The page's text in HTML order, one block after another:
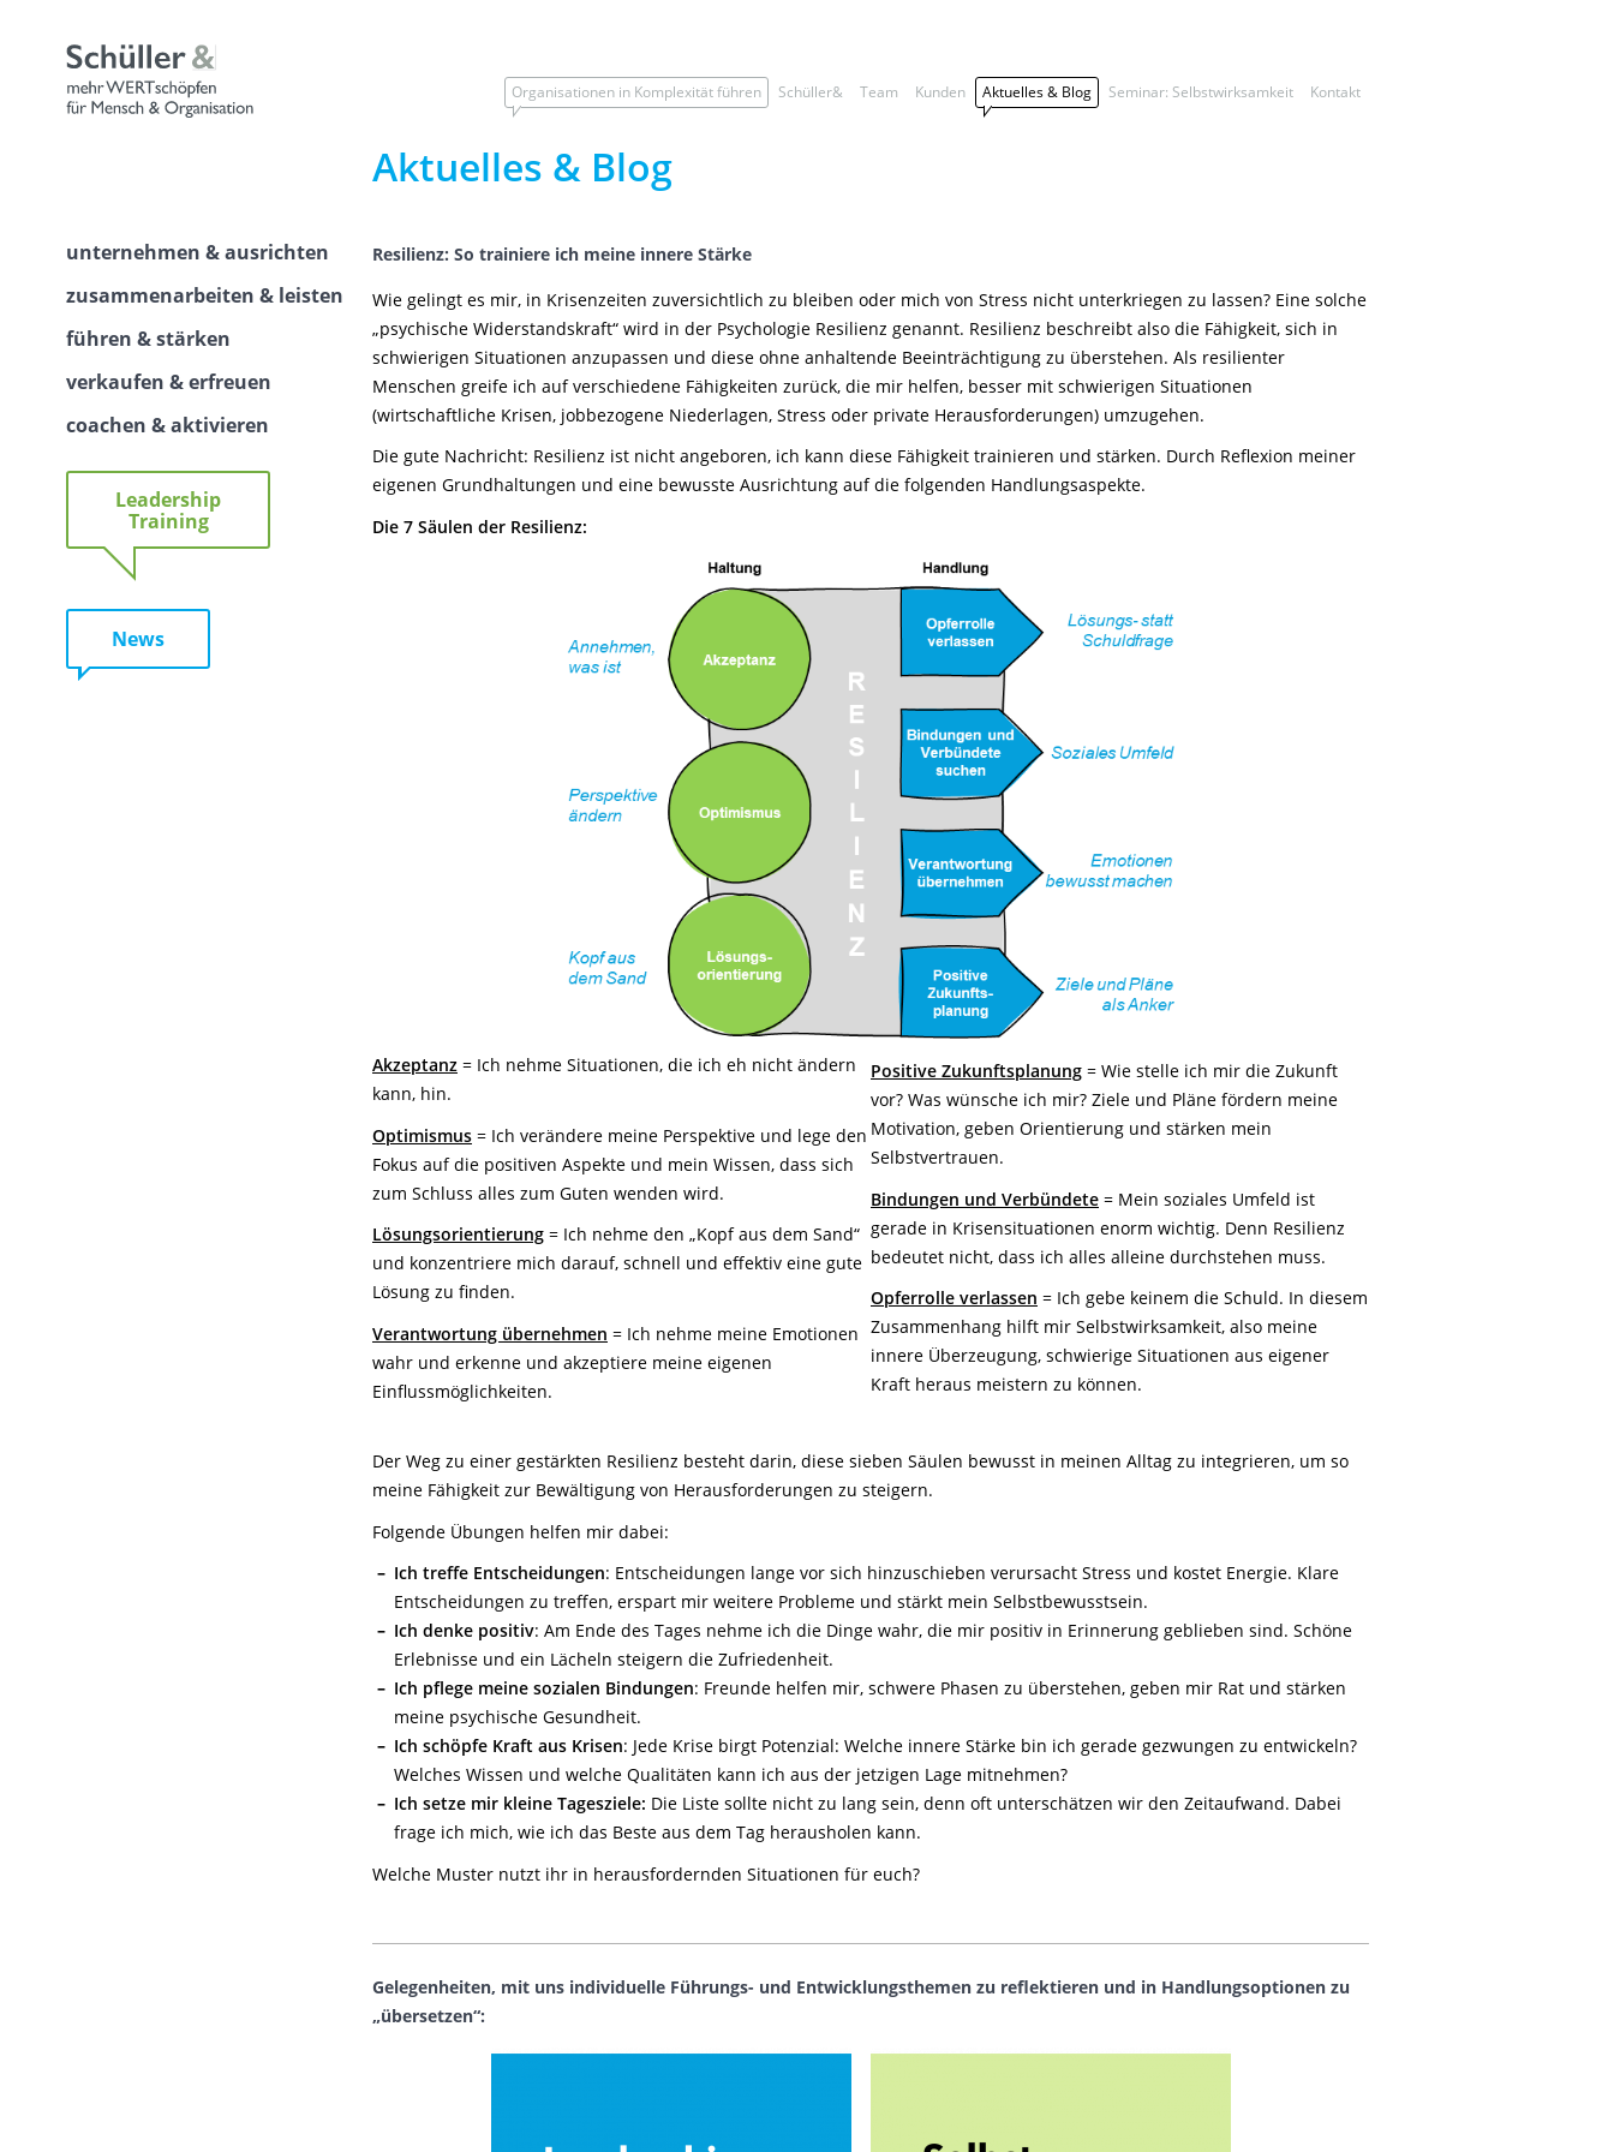
content
Organisationen in Komplexität führen Schüller& Team Kunden Aktuelles & Blog Seminar: Selbstwirksamkeit Kontakt
unternehmen & ausrichten
zusammenarbeiten & leisten
führen & stärken
verkaufen & erfreuen
coachen & aktivieren
Leadership
Training
News
Aktuelles & Blog
Resilienz: So trainiere ich meine innere Stärke
Wie gelingt es mir, in Krisenzeiten zuversichtlich zu bleiben oder mich von Stress nicht unterkriegen zu lassen? Eine solche
„psychische Widerstandskraft“ wird in der Psychologie Resilienz genannt. Resilienz beschreibt also die Fähigkeit, sich in
schwierigen Situationen anzupassen und diese ohne anhaltende Beeinträchtigung zu überstehen. Als resilienter
Menschen greife ich auf verschiedene Fähigkeiten zurück, die mir helfen, besser mit schwierigen Situationen
(wirtschaftliche Krisen, jobbezogene Niederlagen, Stress oder private Herausforderungen) umzugehen.
Die gute Nachricht: Resilienz ist nicht angeboren, ich kann diese Fähigkeit trainieren und stärken. Durch Reflexion meiner
eigenen Grundhaltungen und eine bewusste Ausrichtung auf die folgenden Handlungsaspekte.
Die 7 Säulen der Resilienz:
Akzeptanz = Ich nehme Situationen, die ich eh nicht ändern
kann, hin.
Optimismus = Ich verändere meine Perspektive und lege den
Fokus auf die positiven Aspekte und mein Wissen, dass sich
zum Schluss alles zum Guten wenden wird.
Lösungsorientierung = Ich nehme den „Kopf aus dem Sand“
und konzentriere mich darauf, schnell und effektiv eine gute
Lösung zu finden.
Verantwortung übernehmen = Ich nehme meine Emotionen
wahr und erkenne und akzeptiere meine eigenen
Einflussmöglichkeiten.
Positive Zukunftsplanung = Wie stelle ich mir die Zukunft
vor? Was wünsche ich mir? Ziele und Pläne fördern meine
Motivation, geben Orientierung und stärken mein
Selbstvertrauen.
Bindungen und Verbündete = Mein soziales Umfeld ist
gerade in Krisensituationen enorm wichtig. Denn Resilienz
bedeutet nicht, dass ich alles alleine durchstehen muss.
Opferrolle verlassen = Ich gebe keinem die Schuld. In diesem
Zusammenhang hilft mir Selbstwirksamkeit, also meine
innere Überzeugung, schwierige Situationen aus eigener
Kraft heraus meistern zu können.
Der Weg zu einer gestärkten Resilienz besteht darin, diese sieben Säulen bewusst in meinen Alltag zu integrieren, um so
meine Fähigkeit zur Bewältigung von Herausforderungen zu steigern.
Folgende Übungen helfen mir dabei:
Ich treffe Entscheidungen: Entscheidungen lange vor sich hinzuschieben verursacht Stress und kostet Energie. Klare
Entscheidungen zu treffen, erspart mir weitere Probleme und stärkt mein Selbstbewusstsein.
Ich denke positiv: Am Ende des Tages nehme ich die Dinge wahr, die mir positiv in Erinnerung geblieben sind. Schöne
Erlebnisse und ein Lächeln steigern die Zufriedenheit.
Ich pflege meine sozialen Bindungen: Freunde helfen mir, schwere Phasen zu überstehen, geben mir Rat und stärken
meine psychische Gesundheit.
Ich schöpfe Kraft aus Krisen: Jede Krise birgt Potenzial: Welche innere Stärke bin ich gerade gezwungen zu entwickeln?
Welches Wissen und welche Qualitäten kann ich aus der jetzigen Lage mitnehmen?
Ich setze mir kleine Tagesziele: Die Liste sollte nicht zu lang sein, denn oft unterschätzen wir den Zeitaufwand. Dabei
frage ich mich, wie ich das Beste aus dem Tag herausholen kann.
Welche Muster nutzt ihr in herausfordernden Situationen für euch?
Gelegenheiten, mit uns individuelle Führungs- und Entwicklungsthemen zu reflektieren und in Handlungsoptionen zu
„übersetzen“: